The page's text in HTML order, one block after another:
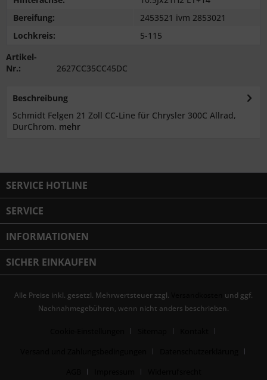
Bereifung:
2453521 ivm 2853021
Lochkreis:
5-115
Artikel-
Nr.:
2627CC35CC45DC
Beschreibung
Schmidt Felgen 21 Zoll CC-Line für Chrysler 300C Allrad,
DurChrom. mehr
SERVICE HOTLINE
SERVICE
INFORMATIONEN
SICHER EINKAUFEN
Alle Preise inkl. gesetzl. Mehrwertsteuer zzgl.
und ggf.
Nachnahmegebühren, wenn nicht anders beschrieben.